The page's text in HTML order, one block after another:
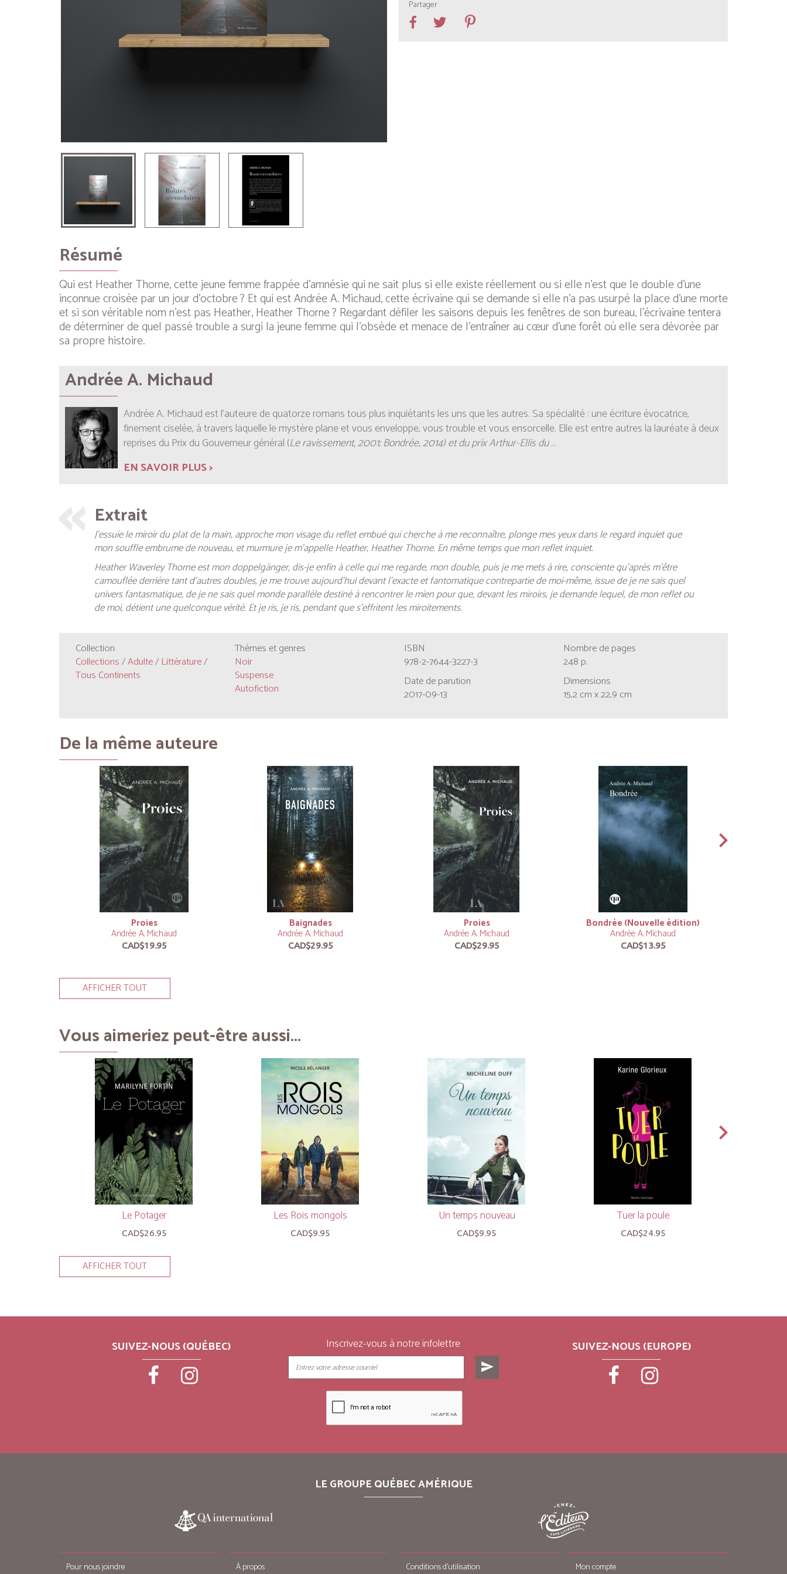
Partager
Résumé
Qui est Heather Thorne, cette jeune femme frappée d’amnésie qui ne sait plus si elle existe réellement ou si elle n’est que le double d’une
inconnue croisée par un jour d’octobre ? Et qui est Andrée A. Michaud, cette écrivaine qui se demande si elle n’a pas usurpé la place d’une morte
et si son véritable nom n’est pas Heather, Heather Thorne ? Regardant défiler les saisons depuis les fenêtres de son bureau, l’écrivaine tentera
de déterminer de quel passé trouble a surgi la jeune femme qui l’obsède et menace de l’entraîner au cœur d’une forêt où elle sera dévorée par
sa propre histoire.
Andrée A. Michaud
Andrée A. Michaud est l’auteure de quatorze romans tous plus inquiétants les uns que les autres. Sa spécialité : une écriture évocatrice,
finement ciselée, à travers laquelle le mystère plane et vous enveloppe, vous trouble et vous ensorcelle. Elle est entre autres la lauréate à deux
reprises du Prix du Gouverneur général (Le ravissement, 2001; Bondrée, 2014) et du prix Arthur-Ellis du...
EN SAVOIR PLUS >
Extrait
J’essuie le miroir du plat de la main, approche mon visage du reflet embué qui cherche à me reconnaître, plonge mes yeux dans le regard inquiet que
mon souffle embrume de nouveau, et murmure je m’appelle Heather, Heather Thorne. En même temps que mon reflet inquiet.
Heather Waverley Thorne est mon doppelgänger, dis-je enfin à celle qui me regarde, mon double, puis je me mets à rire, consciente qu’après m’être
camouflée derrière tant d’autres doubles, je me trouve aujourd’hui devant l’exacte et fantomatique contrepartie de moi-même, issue de je ne sais quel
univers fantasmatique, de je ne sais quel monde parallèle destiné à rencontrer le mien pour que, devant les miroirs, je demande lequel, de mon reflet ou
de moi, détient une quelconque vérité. Et je ris, je ris, pendant que s’effritent les miroitements.
Collection
Collections/Adulte/ Littérature/
Tous Continents
Thèmes et genres
Noir
Suspense
Autofiction
ISBN
978-2-7644-3227-3
Date de parution
2017-09-13
Nombre de pages
248 p.
Dimensions
15,2 cm x 22,9 cm
De la même auteure
Proies
Andrée A. Michaud
CAD$19.95
Baignades
Andrée A. Michaud
CAD$29.95
Proies
Andrée A. Michaud
CAD$29.95
Bondrée (Nouvelle édition)
Andrée A. Michaud
CAD$13.95
AFFICHER TOUT
Vous aimeriez peut-être aussi...
Le Potager
CAD$26.95
Les Rois mongols
CAD$9.95
Un temps nouveau
CAD$9.95
Tuer la poule
CAD$24.95
AFFICHER TOUT
SUIVEZ-NOUS (QUÉBEC) Inscrivez-vous à notre infolettre
send
SUIVEZ-NOUS (EUROPE)
LE GROUPE QUÉBEC AMÉRIQUE
Pour nous joindre
À propos
Conditions d’utilisation
Mon compte